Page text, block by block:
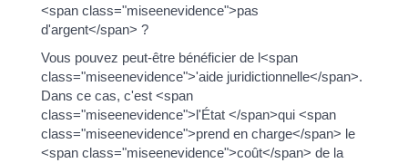
<span class="miseenevidence">pas
d'argent</span> ?
Vous pouvez peut-être bénéficier de l<span
class="miseenevidence">'aide juridictionnelle</span>.
Dans ce cas, c'est <span
class="miseenevidence">l'État </span>qui <span
class="miseenevidence">prend en charge</span> le
<span class="miseenevidence">coût</span> de la